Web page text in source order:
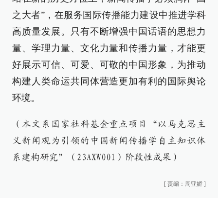
之大者”，在服务国际传播能力建设中推进学科
高质量发展。只有不断增强中国话语的思想力
量、学理力量、文化力量和传播力量，才能更
好展示可信、可爱、可敬的中国形象，为推动
构建人类命运共同体营造更加有利的国际舆论
环境。
（本文系国家社科基金重点项目“以马克思主
义新闻观为引领的中国新闻传播学自主知识体
系建构研究”（23AXW001）阶段性成果）
[ 责编：周亚娇 ]